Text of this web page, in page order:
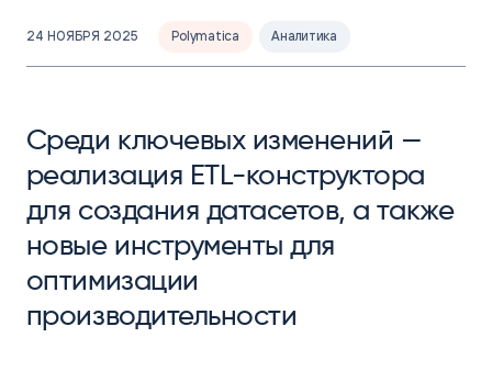
24 НОЯБРЯ 2025 Polymatica Аналитика
Среди ключевых изменений —
реализация ETL-конструктора
для создания датасетов, а также
новые инструменты для
оптимизации
производительности